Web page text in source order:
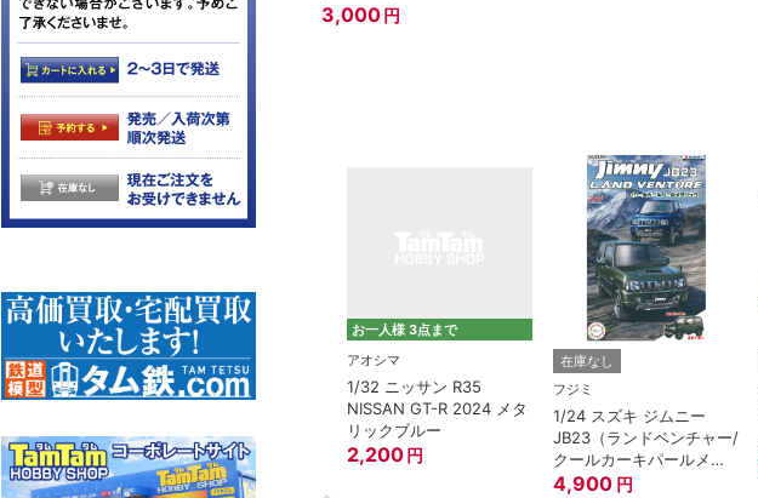
3,000 円
デモ)
タミヤ（TAMIYA）
1/12 チーム スズキ エク
3,800円
お一人様 3点まで
アオシマ
1/32 ニッサン R35
NISSAN GT-R 2024 メタ
リックブルー
2,200 円
在庫なし
フジミ
1/24 スズキ ジムニー
JB23（ランドベンチャー/
クールカーキパールメタ
リック）
4,900 円